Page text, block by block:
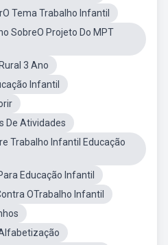
Tema Trabalho Infantil
SobreO Projeto Do MPT
3 Ano
Infantil
De Atividades
Trabalho Infantil Educação
Educação Infantil
OTrabalho Infantil